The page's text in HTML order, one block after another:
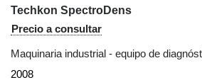
Techkon SpectroDens
Precio a consultar
Maquinaria industrial - equipo de
2008